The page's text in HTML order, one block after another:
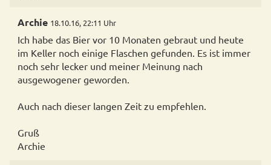
Archie 18.10.16, 22:11 Uhr
Ich habe das Bier vor 10 Monaten gebraut und heute
im Keller noch einige Flaschen gefunden. Es ist immer
noch sehr lecker und meiner Meinung nach
ausgewogener geworden.
Auch nach dieser langen Zeit zu empfehlen.
Gruß
Archie